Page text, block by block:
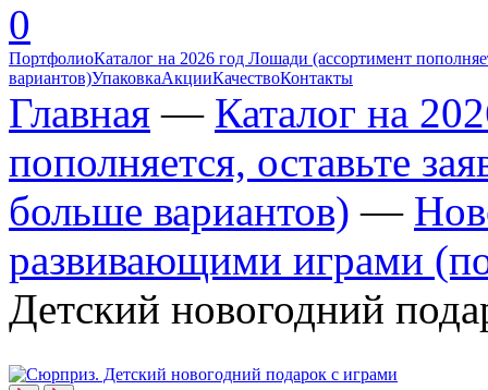
0
ПортфолиоКаталог на 2026 год Лошади (ассортимент
вариантов)УпаковкаАкцииКачествоКонтакты
Главная — Каталог на
пополняется, оставьте
больше вариантов) —
развивающими играми
Детский новогодний